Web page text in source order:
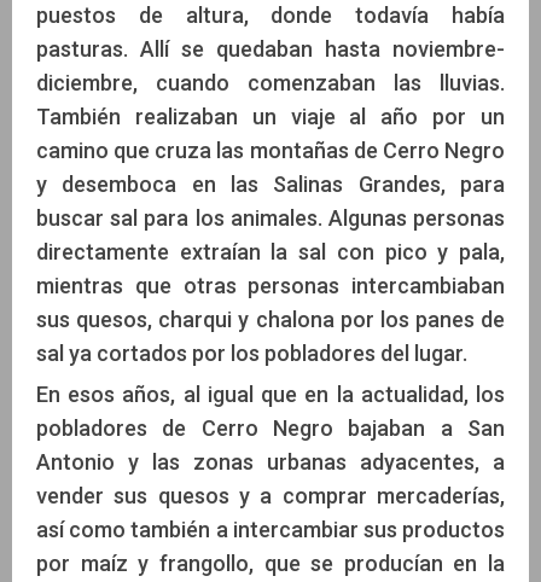
puestos de altura, donde todavía había
pasturas. Allí se quedaban hasta noviembre-
diciembre, cuando comenzaban las lluvias.
También realizaban un viaje al año por un
camino que cruza las montañas de Cerro Negro
y desemboca en las Salinas Grandes, para
buscar sal para los animales. Algunas personas
directamente extraían la sal con pico y pala,
mientras que otras personas intercambiaban
sus quesos, charqui y chalona por los panes de
sal ya cortados por los pobladores del lugar.
En esos años, al igual que en la actualidad, los
pobladores de Cerro Negro bajaban a San
Antonio y las zonas urbanas adyacentes, a
vender sus quesos y a comprar mercaderías,
así como también a intercambiar sus productos
por maíz y frangollo, que se producían en la